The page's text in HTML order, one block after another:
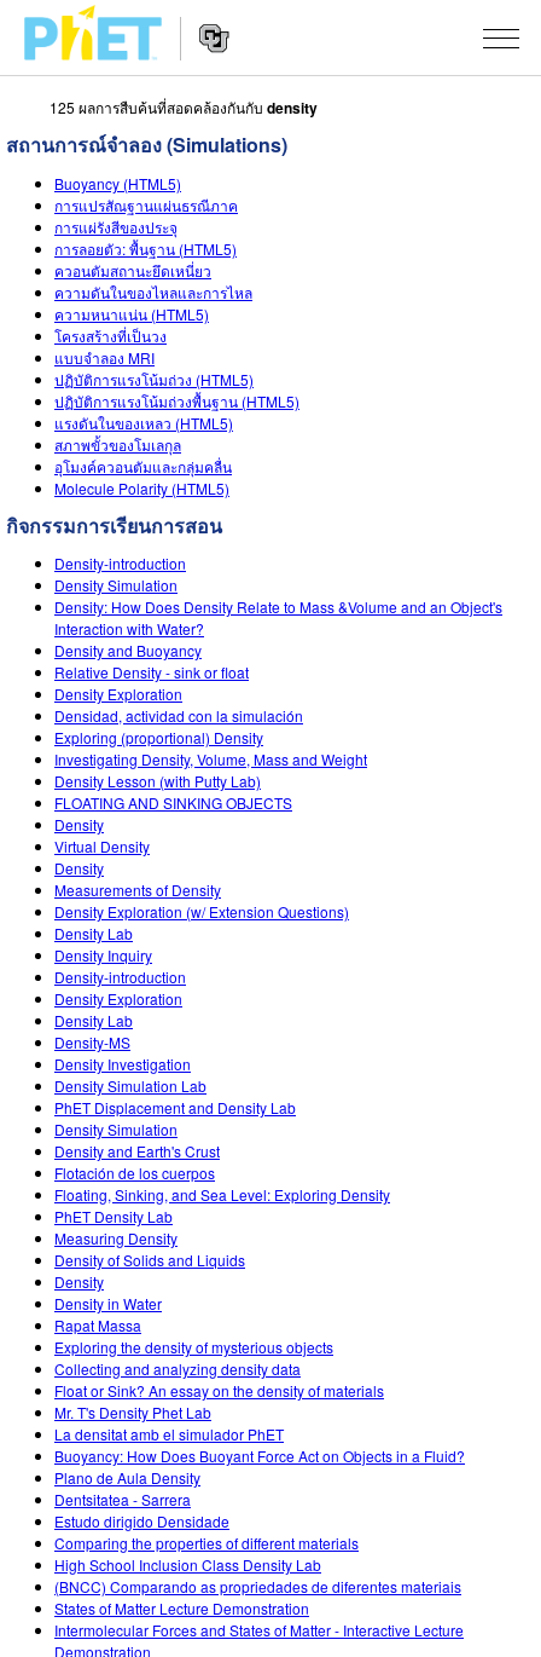
สืบค้น
ภายใน
เว็บไซต์
ของ
PhET
Navigation
สถานการณ์จำลอง
All Sims
ฟิสิกส์
คณิตศาสตร์
เคมี
วิทยาศาสตร์ของโลก
ชีววิทยา
Customizable Sims
STUDIO
About Studio
Customizable Sims
Start a Free Trial
Purchase a License
TEACHING
ค้นหากิจกรรม
ร่วมแบ่งปันกิจกรรม
Activity Contribution Guidelines
Virtual Workshops
Professional Learning with PhET
Teaching with PhET
งานวิจัย
INITIATIVES
Inclusive Design
PhET Global
Data Fluency
DEIB in STEM Ed
SceneryStack OSE
Impact Report
เข้าสู่ระบบ / สมัครเพื่อเข้าใช้ระบบ
เข้าสู่ระบบ / สมัครเพื่อเข้าใช้ระบบ
125 ผลการสืบค้นที่สอดคล้องกันกับ density
สถานการณ์จำลอง (Simulations)
Buoyancy (HTML5)
การแปรสัณฐานแผ่นธรณีภาค
การแผ่รังสีของประจุ
การลอยตัว: พื้นฐาน (HTML5)
ควอนตัมสถานะยึดเหนี่ยว
ความดันในของไหลและการไหล
ความหนาแน่น (HTML5)
โครงสร้างที่เป็นวง
แบบจำลอง MRI
ปฏิบัติการแรงโน้มถ่วง (HTML5)
ปฏิบัติการแรงโน้มถ่วงพื้นฐาน (HTML5)
แรงดันในของเหลว (HTML5)
สภาพขั้วของโมเลกุล
อุโมงค์ควอนตัมและกลุ่มคลื่น
Molecule Polarity (HTML5)
กิจกรรมการเรียนการสอน
Density-introduction
Density Simulation
Density: How Does Density Relate to Mass &Volume and an Object's
Interaction with Water?
Density and Buoyancy
Relative Density - sink or float
Density Exploration
Densidad, actividad con la simulación
Exploring (proportional) Density
Investigating Density, Volume, Mass and Weight
Density Lesson (with Putty Lab)
FLOATING AND SINKING OBJECTS
Density
Virtual Density
Density
Measurements of Density
Density Exploration (w/ Extension Questions)
Density Lab
Density Inquiry
Density-introduction
Density Exploration
Density Lab
Density-MS
Density Investigation
Density Simulation Lab
PhET Displacement and Density Lab
Density Simulation
Density and Earth's Crust
Flotación de los cuerpos
Floating, Sinking, and Sea Level: Exploring Density
PhET Density Lab
Measuring Density
Density of Solids and Liquids
Density
Density in Water
Rapat Massa
Exploring the density of mysterious objects
Collecting and analyzing density data
Float or Sink? An essay on the density of materials
Mr. T's Density Phet Lab
La densitat amb el simulador PhET
Buoyancy: How Does Buoyant Force Act on Objects in a Fluid?
Plano de Aula Density
Dentsitatea - Sarrera
Estudo dirigido Densidade
Comparing the properties of different materials
High School Inclusion Class Density Lab
(BNCC) Comparando as propriedades de diferentes materiais
States of Matter Lecture Demonstration
Intermolecular Forces and States of Matter - Interactive Lecture
Demonstration